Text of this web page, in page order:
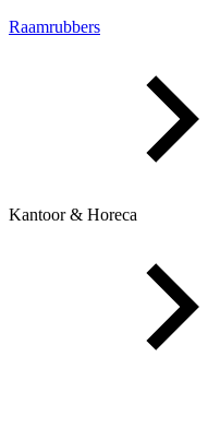
Raamrubbers
Kantoor & Horeca